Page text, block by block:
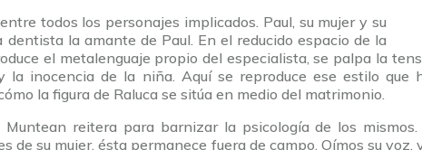
todos los personajes implicados. Paul, su mujer y su
la amante de Paul. En el reducido espacio de la
el metalenguaje propio del especialista, se palpa la
inocencia de la niña. Aquí se reproduce ese estilo que
la figura de Raluca se sitúa en medio del matrimonio.
reitera para barnizar la psicología de los
su mujer, ésta permanece fuera de campo. Oímos su voz,